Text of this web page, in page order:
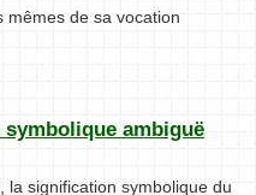
mêmes de sa vocation
ambiguë
signification symbolique du